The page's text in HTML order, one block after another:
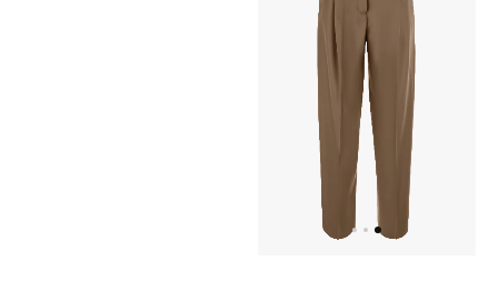
تسوقوا الآن
ما وصلنا حديثاً
ما وصلنا حديثاً